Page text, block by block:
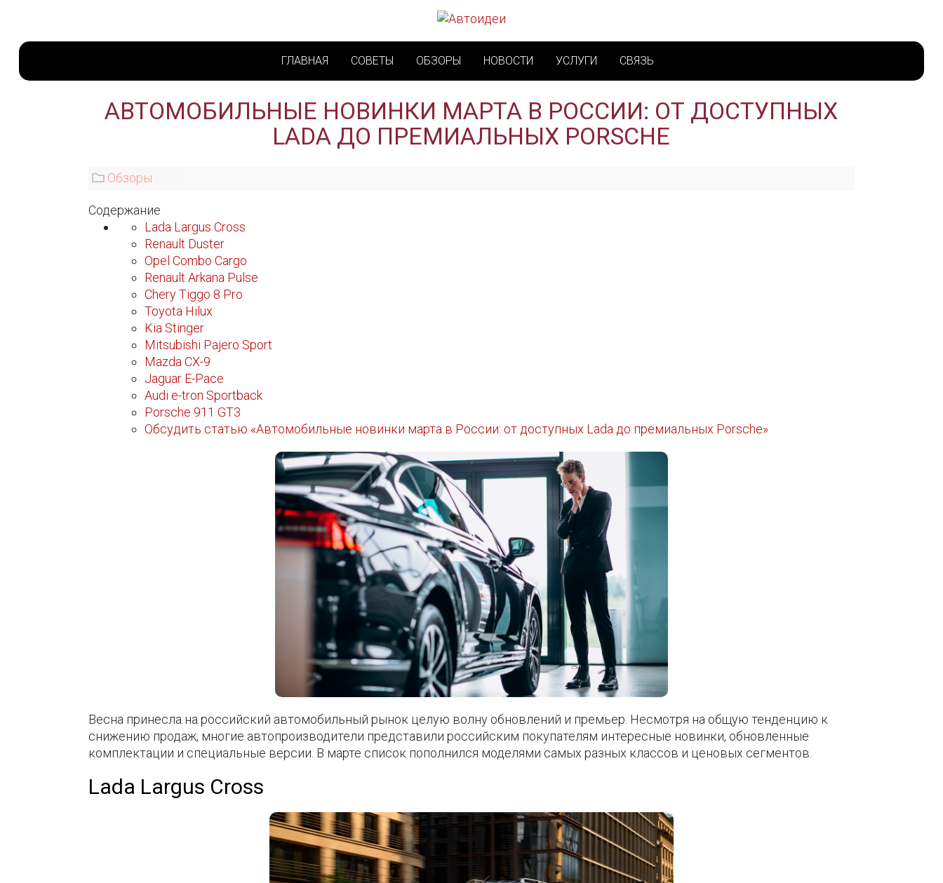
ГЛАВНАЯ СОВЕТЫ ОБЗОРЫ НОВОСТИ УСЛУГИ СВЯЗЬ
АВТОМОБИЛЬНЫЕ НОВИНКИ МАРТА В РОССИИ: ОТ ДОСТУПНЫХ
LADA ДО ПРЕМИАЛЬНЫХ PORSCHE
Обзоры
Содержание
Lada Largus Cross
Renault Duster
Opel Combo Cargo
Renault Arkana Pulse
Chery Tiggo 8 Pro
Toyota Hilux
Kia Stinger
Mitsubishi Pajero Sport
Mazda CX-9
Jaguar E-Pace
Audi e-tron Sportback
Porsche 911 GT3
Обсудить статью «Автомобильные новинки марта в России: от доступных Lada до премиальных Porsche»
Весна принесла на российский автомобильный рынок целую волну обновлений и премьер. Несмотря на общую тенденцию к
снижению продаж, многие автопроизводители представили российским покупателям интересные новинки, обновленные
комплектации и специальные версии. В марте список пополнился моделями самых разных классов и ценовых сегментов.
Lada Largus Cross